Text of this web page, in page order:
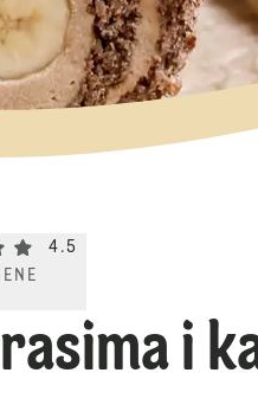
rating 4.5. Click to rate.
4.5
i